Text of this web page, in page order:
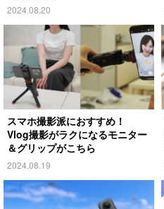
2024.08.20
スマホ撮影派におすすめ！
Vlog撮影がラクになるモニター
＆グリップがこちら
2024.08.19